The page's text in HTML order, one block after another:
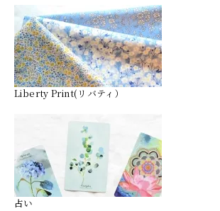
Liberty Print(リバティ）
占い